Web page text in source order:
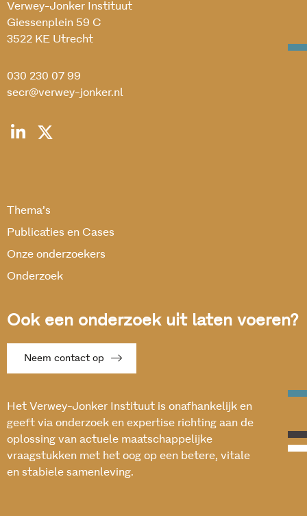
Verwey-Jonker Instituut
Giessenplein 59 C
3522 KE Utrecht
030 230 07 99
secr@verwey-jonker.nl
Thema’s
Publicaties en Cases
Onze onderzoekers
Onderzoek
Ook een onderzoek uit laten voeren?
Neem contact op
Het Verwey-Jonker Instituut is onafhankelijk en
geeft via onderzoek en expertise richting aan de
oplossing van actuele maatschappelijke
vraagstukken met het oog op een betere, vitale
en stabiele samenleving.